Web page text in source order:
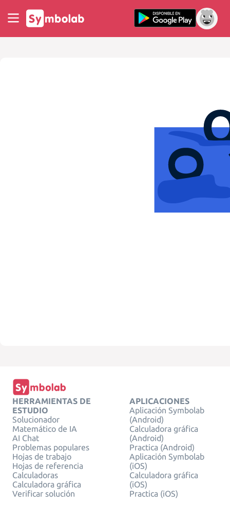
HERRAMIENTAS DE
ESTUDIO
Solucionador
Matemático de IA
AI Chat
Problemas populares
Hojas de trabajo
Hojas de referencia
Calculadoras
Calculadora gráfica
Verificar solución
APLICACIONES
Aplicación Symbolab
(Android)
Calculadora gráfica
(Android)
Practica (Android)
Aplicación Symbolab
(iOS)
Calculadora gráfica
(iOS)
Practica (iOS)